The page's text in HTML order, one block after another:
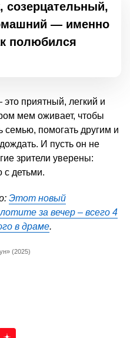
созерцательный,
— именно
полюбился
приятный, легкий и
мем оживает, чтобы
помогать другим и
И пусть он не
зрители уверены:
с детьми.
Этот новый
за вечер – всего 4
в драме.
(2025)